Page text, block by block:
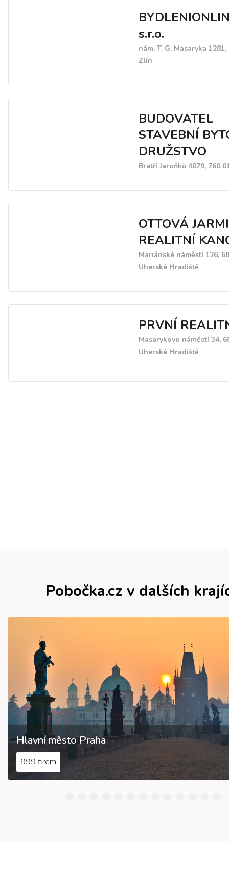
s.r.o.
nám. T. G. Masaryka 1281,
Zlín
BUDOVATEL
STAVEBNÍ
DRUŽSTVO
Bratří Jaroňků 4079, 760
OTTOVÁ
REALITNÍ
Mariánské náměstí 126,
Uherské Hradiště
PRVNÍ
Masarykovo náměstí 34,
Uherské Hradiště
Pobočka.cz v dalších
Hlavní město Praha
999 firem